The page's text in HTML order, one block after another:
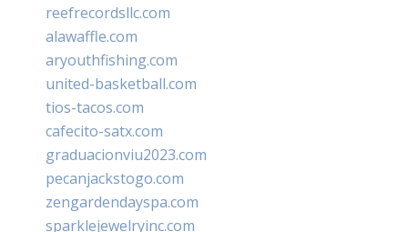
reefrecordsllc.com
alawaffle.com
aryouthfishing.com
united-basketball.com
tios-tacos.com
cafecito-satx.com
graduacionviu2023.com
pecanjackstogo.com
zengardendayspa.com
sparklejewelryinc.com